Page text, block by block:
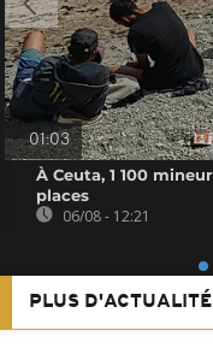
01:03
À Ceuta, 1 100
places
06/08 - 12:21
PLUS